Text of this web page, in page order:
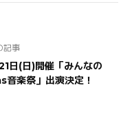
記事
日(日)開催「みんなの
音楽祭」出演決定！